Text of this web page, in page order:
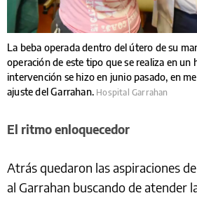
La beba operada dentro del útero de su
operación de este tipo que se realiza en un
intervención se hizo en junio pasado, en
ajuste del Garrahan. Hospital Garrahan
El ritmo enloquecedor
Atrás quedaron las aspiraciones
al Garrahan buscando de atender